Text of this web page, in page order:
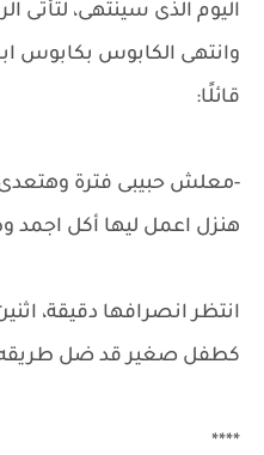
اليوم الذى سينتهى، لتأتى
وانتهى الكابوس بكابوس
قائلًا:
-معلش حبيبى فترة
هنزل اعمل ليها أكل اجمد
انتظر انصرافها دقيقة،
كطفل صغير قد ضل
****